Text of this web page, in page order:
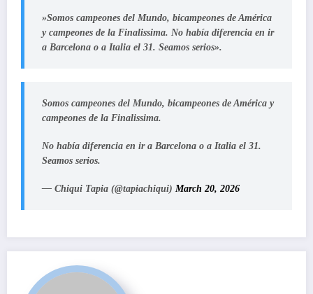
»Somos campeones del Mundo, bicampeones de América
y campeones de la Finalissima. No había diferencia en ir
a Barcelona o a Italia el 31. Seamos serios».
Somos campeones del Mundo, bicampeones de América y
campeones de la Finalissima.
No había diferencia en ir a Barcelona o a Italia el 31.
Seamos serios.
— Chiqui Tapia (@tapiachiqui) March 20, 2026